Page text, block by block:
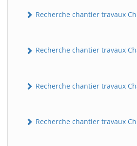
Recherche chantier travaux
Recherche chantier travaux
Recherche chantier travaux
Recherche chantier travaux